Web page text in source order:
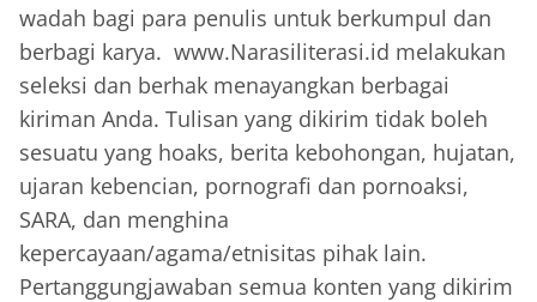
wadah bagi para penulis untuk berkumpul dan
berbagi karya. www.Narasiliterasi.id melakukan
seleksi dan berhak menayangkan berbagai
kiriman Anda. Tulisan yang dikirim tidak boleh
sesuatu yang hoaks, berita kebohongan, hujatan,
ujaran kebencian, pornografi dan pornoaksi,
SARA, dan menghina
kepercayaan/agama/etnisitas pihak lain.
Pertanggungjawaban semua konten yang dikirim